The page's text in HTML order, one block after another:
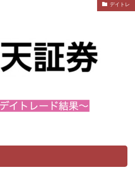
デイトレ